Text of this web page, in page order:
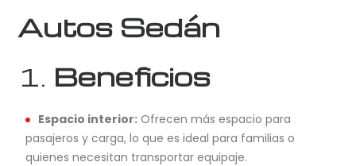
Autos Sedán
1. Beneficios
Espacio interior: Ofrecen más espacio para
pasajeros y carga, lo que es ideal para familias o
quienes necesitan transportar equipaje.